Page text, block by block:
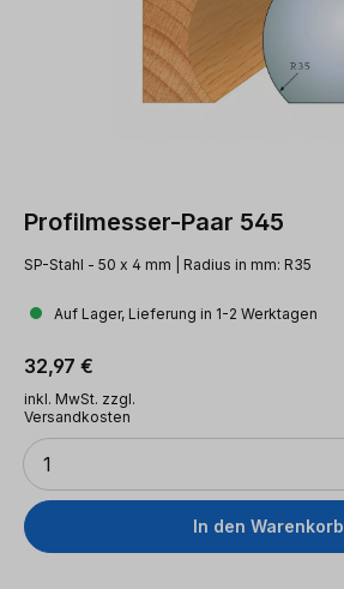
Profilmesser-Paar 545
SP-Stahl - 50 x 4 mm | Radius in mm: R35
Auf Lager, Lieferung in 1-2 Werktagen
Regulärer Preis:
32,97 €
inkl. MwSt. zzgl.
Versandkosten
Anzahl
1
In den Warenkorb